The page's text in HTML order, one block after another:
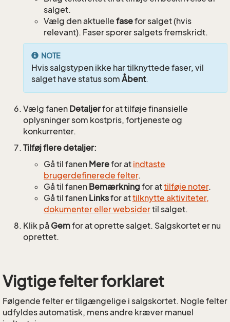
salget.
Vælg den aktuelle fasefor salget (hvis
relevant). Faser sporer salgets fremskridt.
NOTE
Hvis salgstypen ikke har tilknyttede faser, vil
salget have status som Åbent.
Vælg fanen Detaljerfor at tilføje finansielle
oplysninger som kostpris, fortjeneste og
konkurrenter.
Tilføj flere detaljer:
Gå til fanen Merefor at indtaste
brugerdefinerede felter.
Gå til fanen Bemærkning for attilføje noter.
Gå til fanen Linksfor attilknytte aktiviteter,
dokumenter eller websidertil salget.
Klik på Gemfor at oprette salget. Salgskortet er nu
oprettet.
Vigtige felter forklaret
Følgende felter er tilgængelige i salgskortet. Nogle felter
udfyldes automatisk, mens andre kræver manuel